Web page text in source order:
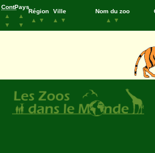
Cont.
▲
▼
Pays
▲
▼
Région
▲
▼
Ville
▲
▼
Nom du zoo
▲
▼